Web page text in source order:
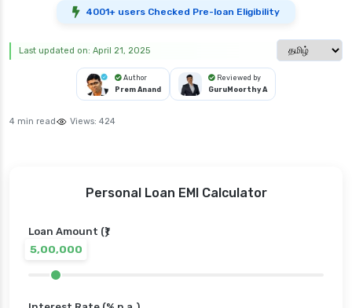
4001+ users Checked Pre-loan Eligibility
Select
Last updated on: April 21, 2025
Author
Prem Anand
Reviewed by
GuruMoorthy A
4 min read Views: 424
Personal Loan EMI Calculator
Loan Amount (₹)
5,00,000